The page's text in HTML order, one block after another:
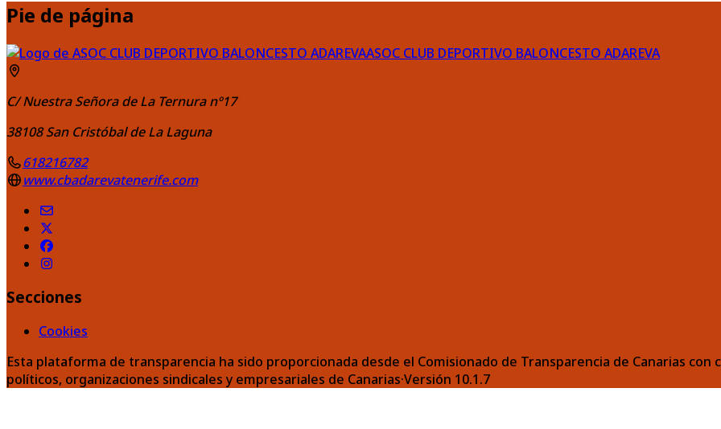
Pie de página
ASOC CLUB DEPORTIVO BALONCESTO ADAREVA
C/ Nuestra Señora de La Ternura nº17
38108 San Cristóbal de La Laguna
618216782
www.cbadarevatenerife.com
Secciones
Cookies
Esta plataforma de transparencia ha sido proporcionada desde el Comisionado de Transparencia de Canarias
políticos, organizaciones sindicales y empresariales de Canarias·Versión 10.1.7